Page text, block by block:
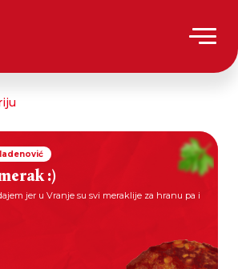
:)
jer u Vranje su svi meraklije za hranu pa i